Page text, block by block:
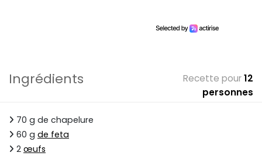
Ingrédients Recette pour12
personnes
70 g de chapelure
60 g de feta
2 œufs